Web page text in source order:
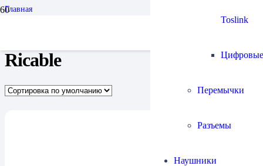
Toslink
Цифровые
Перемычки
Разъемы
Наушники
Главная
Ricable